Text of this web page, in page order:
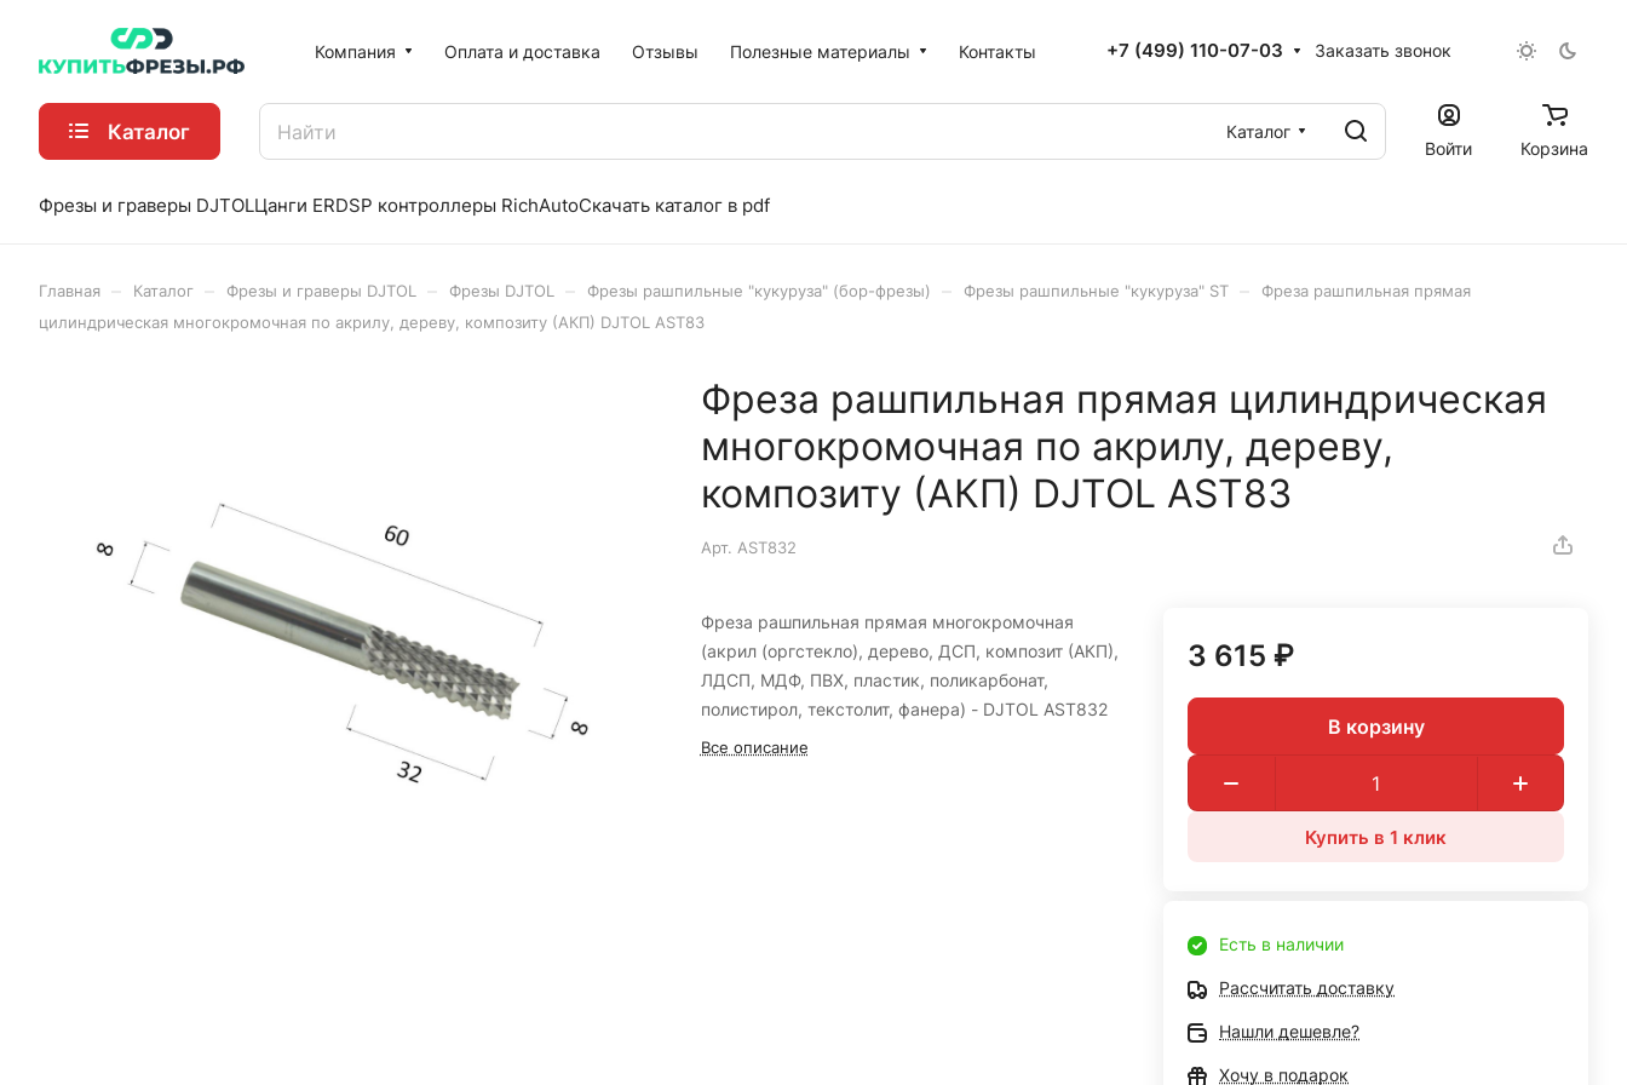
Компания Оплата и доставка Отзывы Полезные материалы Контакты +7 (499) 110-07-03 Заказать звонок
Каталог
Каталог
Войти
Корзина
Фрезы и граверы DJTOLЦанги ERDSP контроллеры RichAutoСкачать каталог в pdf
Главная Каталог Фрезы и граверы DJTOL Фрезы DJTOL Фрезы рашпильные "кукуруза" (бор-фрезы) Фрезы рашпильные "кукуруза" ST
Фреза рашпильная прямая
цилиндрическая многокромочная по акрилу, дереву, композиту (АКП) DJTOL AST83
Фреза рашпильная прямая цилиндрическая
многокромочная по акрилу, дереву,
композиту (АКП) DJTOL AST83
Арт. AST832
Фреза рашпильная прямая многокромочная
(акрил (оргстекло), дерево, ДСП, композит (АКП),
ЛДСП, МДФ, ПВХ, пластик, поликарбонат,
полистирол, текстолит, фанера) - DJTOL AST832
Все описание
3 615 ₽
В корзину
Купить в 1 клик
Есть в наличии
Рассчитать доставку
Нашли дешевле?
Хочу в подарок